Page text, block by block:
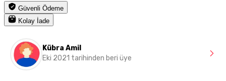
Güvenli Ödeme
Kolay İade
Kübra Amil
Eki 2021 tarihinden beri üye